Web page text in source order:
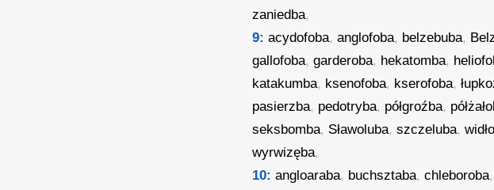
zaniedba,
9: acydofoba,anglofoba, belzebuba,
gallofoba,garderoba, hekatomba,
katakumba, ksenofoba, kserofoba,
pasierzba, pedotryba, półgroźba,
seksbomba, Sławoluba,szczeluba,
wyrwizęba,
10: angloaraba, buchsztaba,chleboroba